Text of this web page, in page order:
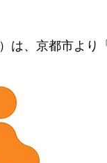
は、京都市より